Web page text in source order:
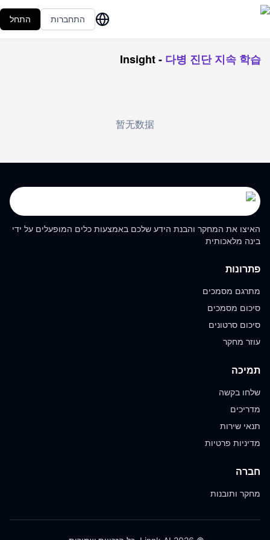
התחברות התחל
Insight- 다병 진단 지속 학습
暂无数据
האיצו את המחקר והבנת הידע שלכם באמצעות כלים המופעלים על ידי
בינה מלאכותית
פתרונות
מתרגם מסמכים
סיכום מסמכים
סיכום סרטונים
עוזר מחקר
תמיכה
שלחו בקשה
מדריכים
תנאי שירות
מדיניות פרטיות
חברה
מחקר ותובנות